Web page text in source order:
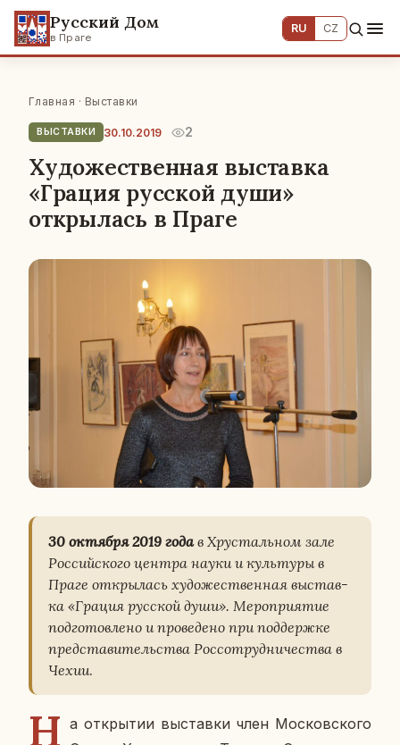
Русский Дом
в Праге
RU CZ
Главная · Выставки
ВЫСТАВКИ 30.10.2019 2
Художественная выставка
«Грация русской души»
открылась в Праге
30 ок­тяб­ря 2019 годав Хру­сталь­ном зале
Рос­сий­ско­го центра науки и куль­ту­ры в
Праге от­кры­лась ху­до­же­ствен­ная вы­став­
ка «Грация рус­ской души». Ме­ро­при­я­тие
под­го­тов­ле­но и про­ве­де­но при под­держ­ке
пред­ста­ви­тель­ства Рос­со­труд­ни­че­ства в
Чехии.
Н а от­кры­тии вы­став­ки член Мос­ков­ско­го